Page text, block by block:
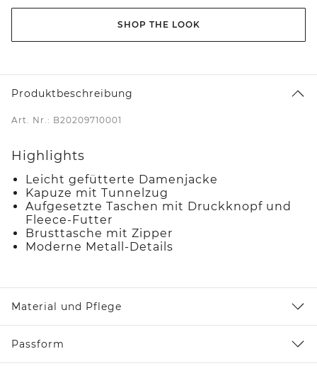
SHOP THE LOOK
Produktbeschreibung
Art. Nr.: B20209710001
Highlights
Leicht gefütterte Damenjacke
Kapuze mit Tunnelzug
Aufgesetzte Taschen mit Druckknopf und
Fleece-Futter
Brusttasche mit Zipper
Moderne Metall-Details
Material und Pflege
Passform